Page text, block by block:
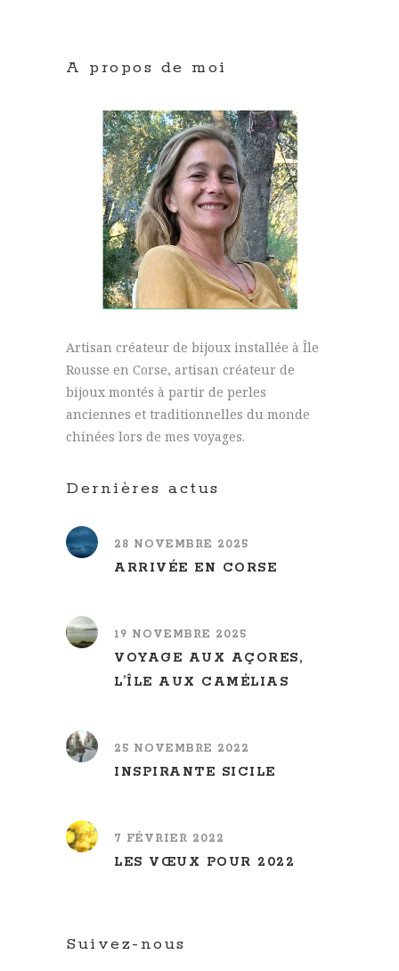
A propos de moi
Artisan créateur de bijoux installée à Île
Rousse en Corse, artisan créateur de
bijoux montés à partir de perles
anciennes et traditionnelles du monde
chinées lors de mes voyages.
Dernières actus
28 NOVEMBRE 2025
ARRIVÉE EN CORSE
19 NOVEMBRE 2025
VOYAGE AUX AÇORES,
L’ÎLE AUX CAMÉLIAS
25 NOVEMBRE 2022
INSPIRANTE SICILE
7 FÉVRIER 2022
LES VŒUX POUR 2022
Suivez-nous